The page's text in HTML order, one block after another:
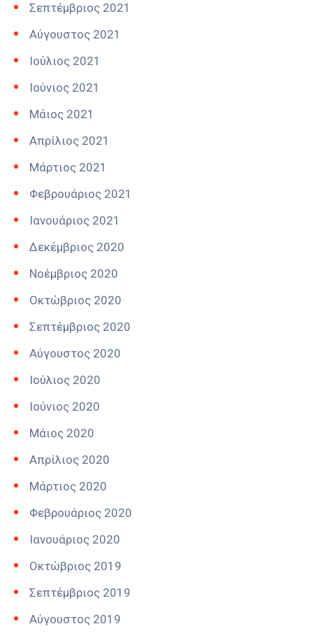
Σεπτέμβριος 2021
Αύγουστος 2021
Ιούλιος 2021
Ιούνιος 2021
Μάιος 2021
Απρίλιος 2021
Μάρτιος 2021
Φεβρουάριος 2021
Ιανουάριος 2021
Δεκέμβριος 2020
Νοέμβριος 2020
Οκτώβριος 2020
Σεπτέμβριος 2020
Αύγουστος 2020
Ιούλιος 2020
Ιούνιος 2020
Μάιος 2020
Απρίλιος 2020
Μάρτιος 2020
Φεβρουάριος 2020
Ιανουάριος 2020
Οκτώβριος 2019
Σεπτέμβριος 2019
Αύγουστος 2019